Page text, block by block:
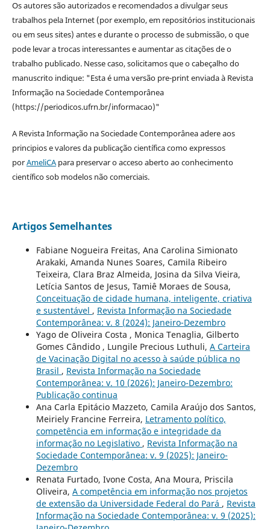
Os autores são autorizados e recomendados a divulgar seus
trabalhos pela Internet (por exemplo, em repositórios institucionais
ou em seus sites) antes e durante o processo de submissão, o que
pode levar a trocas interessantes e aumentar as citações de o
trabalho publicado. Nesse caso, solicitamos que o cabeçalho do
manuscrito indique: "Esta é uma versão pre-print enviada à Revista
Informação na Sociedade Contemporânea
(https://periodicos.ufrn.br/informacao)"
A Revista Informação na Sociedade Contemporânea adere aos
principios e valores da publicação científica como expressos
porAmeliCApara preservar o acceso aberto ao conhecimento
científico sob modelos não comerciais.
Artigos Semelhantes
Fabiane Nogueira Freitas, Ana Carolina Simionato
Arakaki, Amanda Nunes Soares, Camila Ribeiro
Teixeira, Clara Braz Almeida, Josina da Silva Vieira,
Letícia Santos de Jesus, Tamiê Moraes de Sousa,
Conceituação de cidade humana, inteligente, criativa
e sustentável , Revista Informação na Sociedade
Contemporânea: v. 8 (2024): Janeiro-Dezembro
Yago de Oliveira Costa , Monica Tenaglia, Gilberto
Gomes Cândido , Lungile Precious Luthuli, A Carteira
de Vacinação Digital no acesso à saúde pública no
Brasil , Revista Informação na Sociedade
Contemporânea: v. 10 (2026): Janeiro-Dezembro:
Publicação continua
Ana Carla Epitácio Mazzeto, Camila Araújo dos Santos,
Meiriely Francine Ferreira, Letramento político,
competência em informação e integridade da
informação no Legislativo , Revista Informação na
Sociedade Contemporânea: v. 9 (2025): Janeiro-
Dezembro
Renata Furtado, Ivone Costa, Ana Moura, Priscila
Oliveira, A competência em informação nos projetos
de extensão da Universidade Federal do Pará , Revista
Informação na Sociedade Contemporânea: v. 9 (2025):